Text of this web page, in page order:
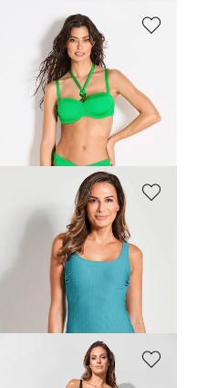
125,30 € 179,00 €
Laagste prijs van de afgelopen 30
dagen**: 134,25 €
(-6%)
89,95 €
Laagste prijs van de afgelopen 30
dagen**: 71,96 €
(-12%)